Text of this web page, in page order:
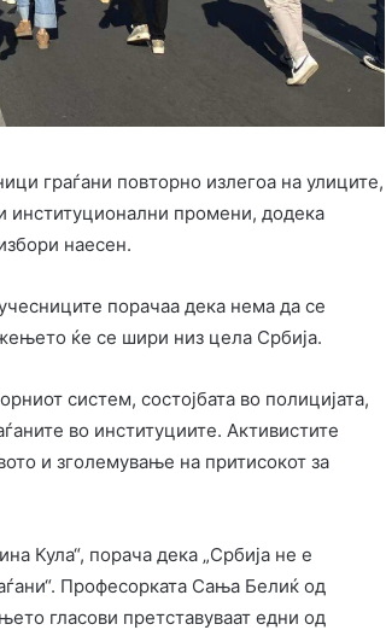
граѓани повторно излегоа на улиците,
институционални промени, додека
наесен.
порачаа дека нема да се
ќе се шири низ цела Србија.
систем, состојбата во полицијата,
во институциите. Активистите
и зголемување на притисокот за
Кула“, порача дека „Србија не е
Професорката Сања Белиќ од
гласови претставуваат едни од